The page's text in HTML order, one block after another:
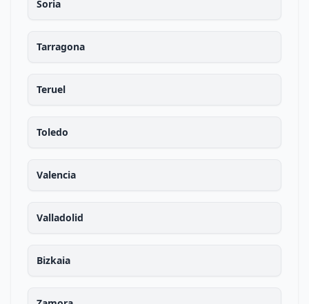
Soria
Tarragona
Teruel
Toledo
Valencia
Valladolid
Bizkaia